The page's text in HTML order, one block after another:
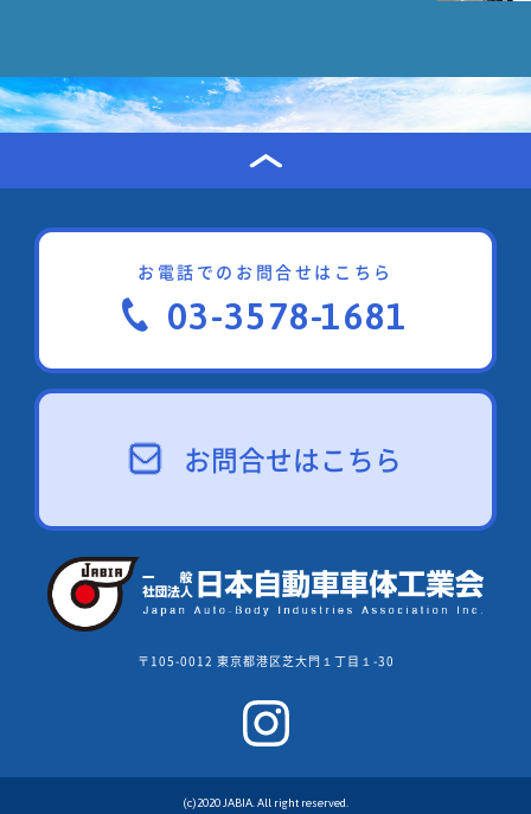
お電話でのお問合せはこちら
03-3578-1681
お問合せはこちら
〒105-0012 東京都港区芝大門１丁目１-30
(c)2020 JABIA. All right reserved.